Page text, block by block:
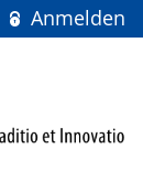
Anmelden